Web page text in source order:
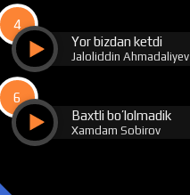
4
Yor bizdan ketdi
Jaloliddin Ahmadaliyev
6
Baxtli bo’lolmadik
Xamdam Sobirov